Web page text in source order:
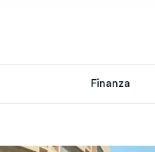
Finanza